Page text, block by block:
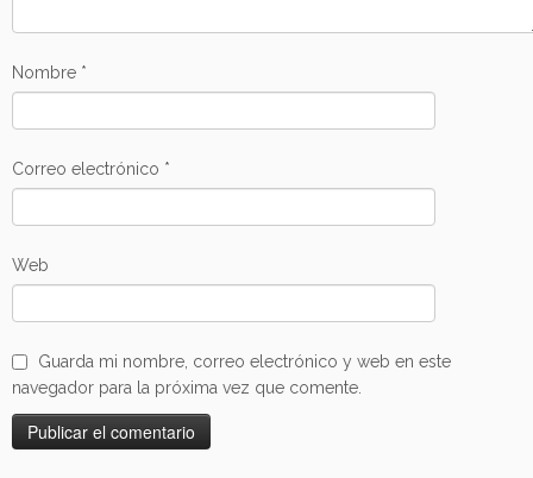
Nombre *
Correo electrónico *
Web
Guarda mi nombre, correo electrónico y web en este
navegador para la próxima vez que comente.